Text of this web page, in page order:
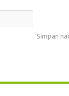
Simpan